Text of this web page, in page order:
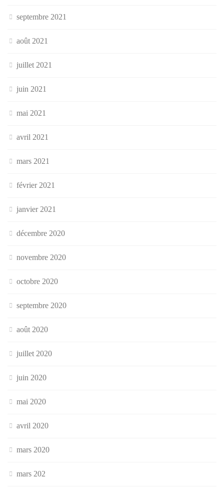
septembre 2021
août 2021
juillet 2021
juin 2021
mai 2021
avril 2021
mars 2021
février 2021
janvier 2021
décembre 2020
novembre 2020
octobre 2020
septembre 2020
août 2020
juillet 2020
juin 2020
mai 2020
avril 2020
mars 2020
mars 202